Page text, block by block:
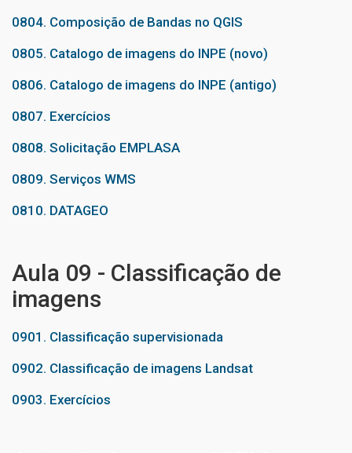
0804. Composição de Bandas no QGIS
0805. Catalogo de imagens do INPE (novo)
0806. Catalogo de imagens do INPE (antigo)
0807. Exercícios
0808. Solicitação EMPLASA
0809. Serviços WMS
0810. DATAGEO
Aula 09 - Classificação de
imagens
0901. Classificação supervisionada
0902. Classificação de imagens Landsat
0903. Exercícios